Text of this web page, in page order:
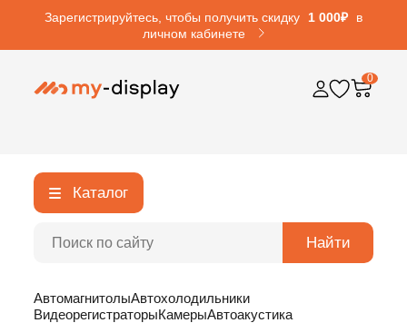
Зарегистрируйтесь, чтобы получить скидку 1 000₽
в
личном кабинете
0
Каталог
Найти
АвтомагнитолыАвтохолодильники
ВидеорегистраторыКамерыАвтоакустика